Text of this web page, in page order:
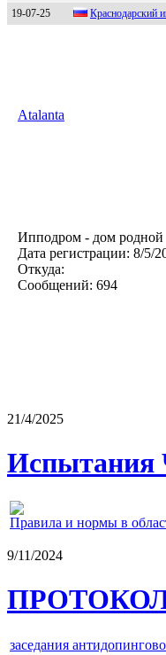
19-07-25
Крacнодaрcкий
Atalanta
Ипподром - дом родной
Дата регистрации: 8/5/
Откуда:
Сообщений: 694
21/4/2025
Испытания
Правила и нормы в
9/11/2024
заседания